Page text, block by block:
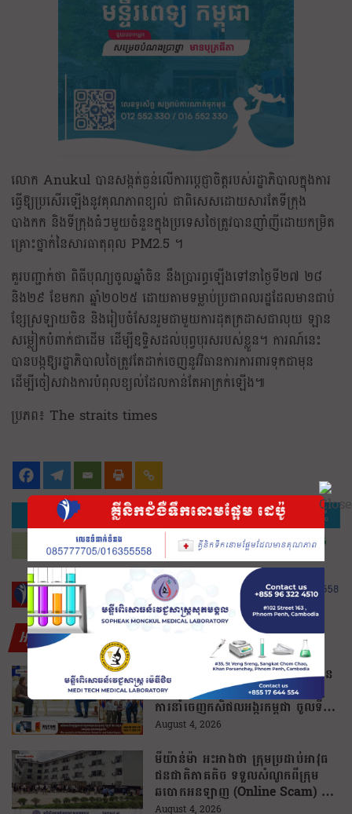
លោក Anukul បានសង្កត់ធ្ងន់លើការប្តេជ្ញាចិត្តរបស់រដ្ឋាភិបាលក្នុងការ
ធ្វើឱ្យប្រសើរឡើងនូវគុណភាពខ្យល់ ជាពិសេសដោយសារតែទីក្រុង
បាងកក និងទីក្រុងធំៗមួយចំនួនក្នុងប្រទេសថៃត្រូវបានញាំញីដោយកម្រិត
គ្រោះថ្នាក់នៃសារធាតុពុល PM2.5 ។
គួរបញ្ជាក់ថា ពិធីបុណ្យចូលឆ្នាំចិន នឹងប្រារព្ធឡើងទៅនាថ្ងៃទី២៧ ២៨
និង២៩ ខែមករា ឆ្នាំ២០២៥ ដោយតាមទម្លាប់ប្រជាពលរដ្ឋដែលមានជាប់
ខ្សែស្រឡាយចិន និងរៀបចំសែនរួមជាមួយការដុតក្រដាសជាលុយ ឡាន
សម្លៀកបំពាក់ជាដើម ដើម្បីឧទ្ទិសដល់បុព្វបុរសរបស់ខ្លួន។ ការណ៍នេះ
បានបង្កឱ្យរដ្ឋាភិបាលថៃត្រូវតែដាក់ចេញនូវវិធានការការពារទុកជាមុន
ដើម្បីចៀសវាងការបំពុលខ្យល់ដែលកាន់តែអាក្រក់ឡើង៕
ប្រភព៖ The straits times
អត្ថបទថ្មីៗ
រដ្ឋមន្រ្តីក្រសួងកសិកម្ម និងដៃគូរក្រុមហ៊ុន
ហ្វីលីពីន ជួបពិភាក្សាលើលទ្ធភាពជំរុញ
ការនាំចេញកសិផលអង្ករកម្ពុជា ចូលទី
ផ្សារហ្វីលីពីន
August 4, 2026
មីយ៉ាន់ម៉ា អះអាងថា ក្រុមប្រដាប់អាវុធ
ជនជាតិភាគតិច ទទួលសំណូកពីក្រុម
ឆបោកអនឡាញ (Online Scam) ជា
ថ្នូរនឹងការជួយរត់ចូលប្រទេសថៃ!
August 4, 2026